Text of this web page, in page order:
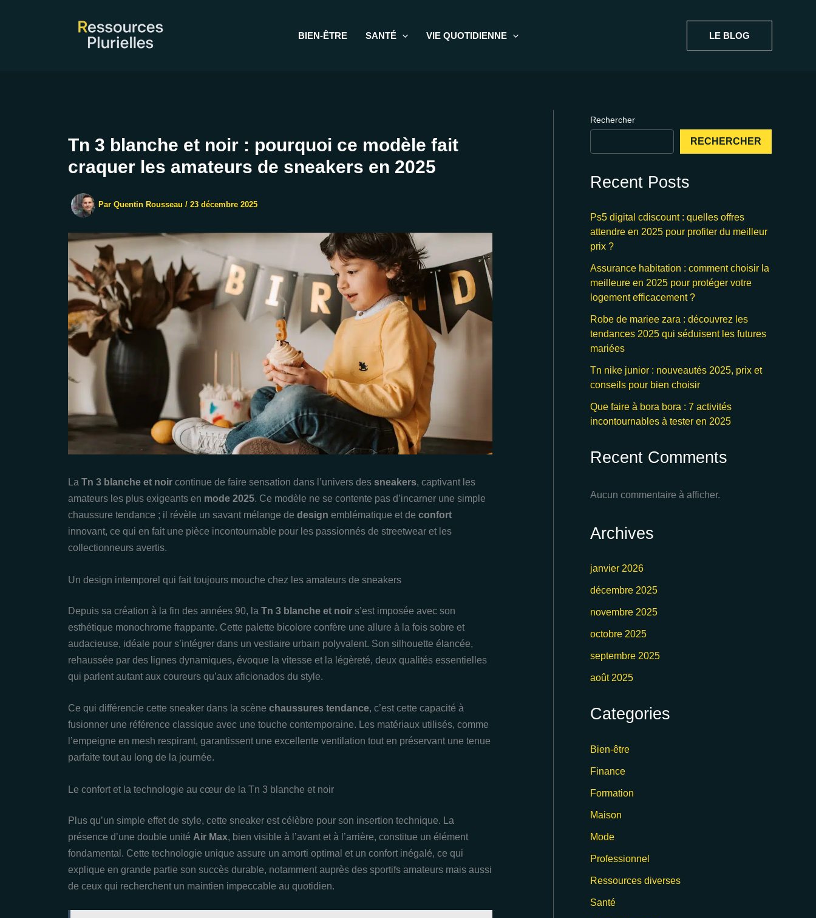
BIEN-ÊTRE SANTÉ VIE QUOTIDIENNE LE BLOG
Tn 3 blanche et noir : pourquoi ce modèle fait
craquer les amateurs de sneakers en 2025
Par Quentin Rousseau / 23 décembre 2025
La Tn 3 blanche et noir continue de faire sensation dans l’univers des sneakers, captivant les
amateurs les plus exigeants en mode 2025. Ce modèle ne se contente pas d’incarner une simple
chaussure tendance ; il révèle un savant mélange de design emblématique et de confort
innovant, ce qui en fait une pièce incontournable pour les passionnés de streetwear et les
collectionneurs avertis.
Un design intemporel qui fait toujours mouche chez les amateurs de sneakers
Depuis sa création à la fin des années 90, la Tn 3 blanche et noir s’est imposée avec son
esthétique monochrome frappante. Cette palette bicolore confère une allure à la fois sobre et
audacieuse, idéale pour s’intégrer dans un vestiaire urbain polyvalent. Son silhouette élancée,
rehaussée par des lignes dynamiques, évoque la vitesse et la légèreté, deux qualités essentielles
qui parlent autant aux coureurs qu’aux aficionados du style.
Ce qui différencie cette sneaker dans la scène chaussures tendance, c’est cette capacité à
fusionner une référence classique avec une touche contemporaine. Les matériaux utilisés, comme
l’empeigne en mesh respirant, garantissent une excellente ventilation tout en préservant une tenue
parfaite tout au long de la journée.
Le confort et la technologie au cœur de la Tn 3 blanche et noir
Plus qu’un simple effet de style, cette sneaker est célèbre pour son insertion technique. La
présence d’une double unité Air Max, bien visible à l’avant et à l’arrière, constitue un élément
fondamental. Cette technologie unique assure un amorti optimal et un confort inégalé, ce qui
explique en grande partie son succès durable, notamment auprès des sportifs amateurs mais aussi
de ceux qui recherchent un maintien impeccable au quotidien.
Rechercher
RECHERCHER
Recent Posts
Ps5 digital cdiscount : quelles offres
attendre en 2025 pour profiter du meilleur
prix ?
Assurance habitation : comment choisir la
meilleure en 2025 pour protéger votre
logement efficacement ?
Robe de mariee zara : découvrez les
tendances 2025 qui séduisent les futures
mariées
Tn nike junior : nouveautés 2025, prix et
conseils pour bien choisir
Que faire à bora bora : 7 activités
incontournables à tester en 2025
Recent Comments
Aucun commentaire à afficher.
Archives
janvier 2026
décembre 2025
novembre 2025
octobre 2025
septembre 2025
août 2025
Categories
Bien-être
Finance
Formation
Maison
Mode
Professionnel
Ressources diverses
Santé